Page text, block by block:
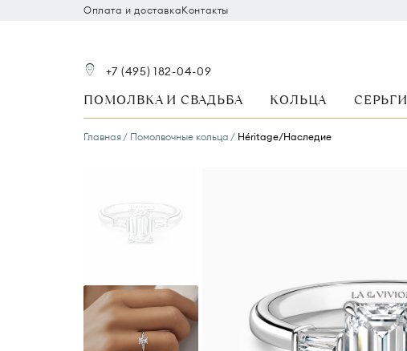
Оплата и доставкаКонтакты
+7 (495) 182-04-09
ПОМОЛВКА И СВАДЬБА КОЛЬЦА СЕРЬГИ
Главная Помолвочные кольца Héritage/Наследие